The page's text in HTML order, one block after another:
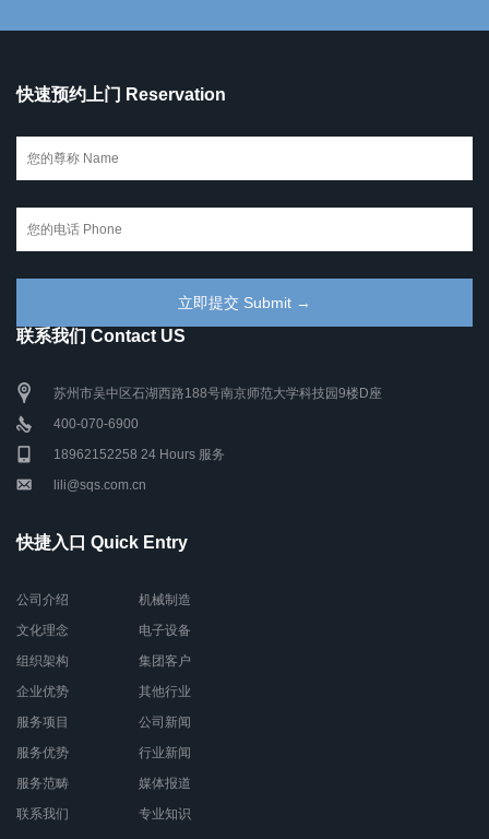
快速预约上门 Reservation
联系我们 Contact US
苏州市吴中区石湖西路188号南京师范大学科技园9楼D座
400-070-6900
18962152258 24 Hours 服务
lili@sqs.com.cn
快捷入口 Quick Entry
公司介绍
文化理念
组织架构
企业优势
服务项目
服务优势
服务范畴
联系我们
机械制造
电子设备
集团客户
其他行业
公司新闻
行业新闻
媒体报道
专业知识